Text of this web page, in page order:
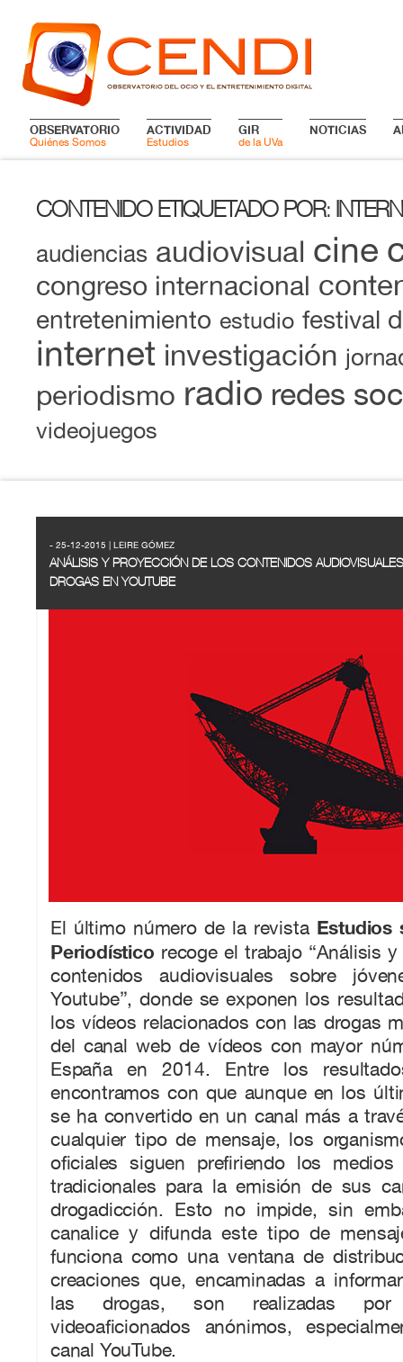
OBSERVATORIO
Quiénes Somos
ACTIVIDAD
Estudios
GIR
de la UVa
NOTICIAS
CONTENIDO ETIQUETADO POR:
audiencias audiovisual cine
congreso internacional
entretenimiento estudio festival
internet investigación
periodismo radio redes
videojuegos
- 25-12-2015 | LEIRE GÓMEZ
ANÁLISIS Y PROYECCIÓN DE LOS CONTENIDOS
DROGAS EN YOUTUBE
El último número de la revista Estudios
Periodístico recoge el trabajo “Análisis
contenidos audiovisuales sobre
Youtube”, donde se exponen los
los vídeos relacionados con las drogas
del canal web de vídeos con mayor
España en 2014. Entre los
encontramos con que aunque en los
se ha convertido en un canal más a
cualquier tipo de mensaje, los
oficiales siguen prefiriendo los medios
tradicionales para la emisión de sus
drogadicción. Esto no impide, sin
canalice y difunda este tipo de
funciona como una ventana de
creaciones que, encaminadas a
las drogas, son realizadas por
videoaficionados anónimos,
canal YouTube.